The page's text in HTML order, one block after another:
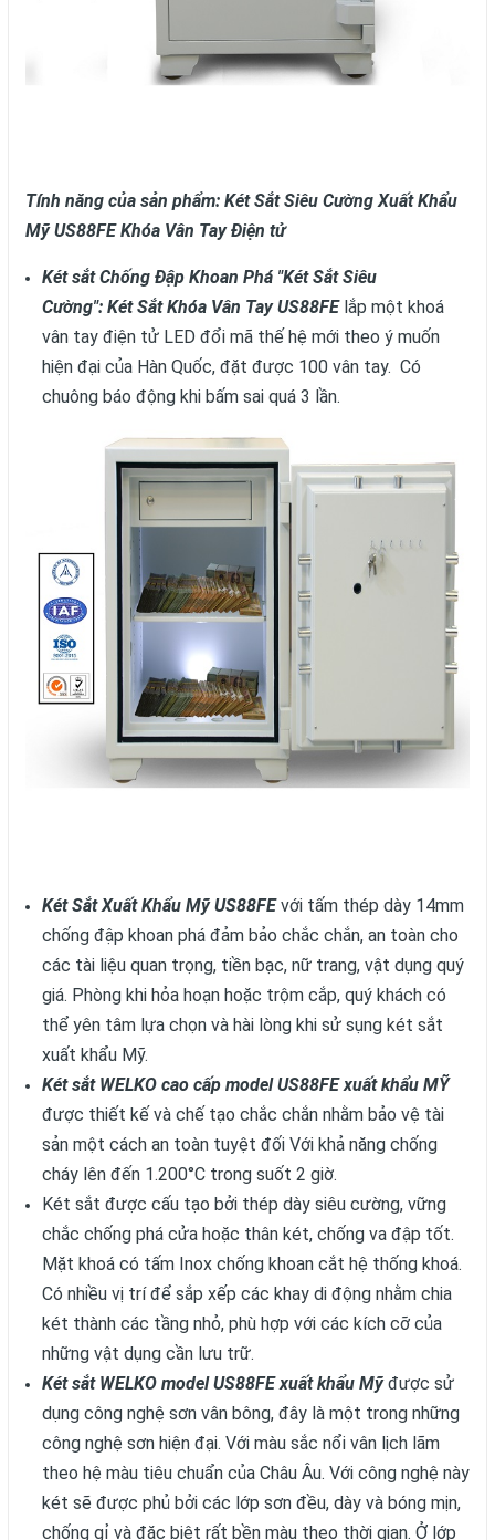
Tính năng của sản phẩm: Két Sắt Siêu Cường Xuất Khẩu
Mỹ US88FE Khóa Vân Tay Điện tử
Két sắt Chống Đập Khoan Phá "Két Sắt Siêu
Cường": Két Sắt Khóa Vân Tay US88FElắp một khoá
vân tay điện tử LED đổi mã thế hệ mới theo ý muốn
hiện đại của Hàn Quốc, đặt được 100 vân tay. Có
chuông báo động khi bấm sai quá 3 lần.
Két Sắt Xuất Khẩu Mỹ US88FEvới tấm thép dày 14mm
chống đập khoan phá đảm bảo chắc chắn, an toàn cho
các tài liệu quan trọng, tiền bạc, nữ trang, vật dụng quý
giá. Phòng khi hỏa hoạn hoặc trộm cắp, quý khách có
thể yên tâm lựa chọn và hài lòng khi sử sụng két sắt
xuất khẩu Mỹ.
Két sắt WELKO cao cấp model US88FE xuất khẩu MỸ
được thiết kế và chế tạo chắc chắn nhằm bảo vệ tài
sản một cách an toàn tuyệt đối Với khả năng chống
cháy lên đến 1.200°C trong suốt 2 giờ.
Két sắt được cấu tạo bởi thép dày siêu cường, vững
chắc chống phá cửa hoặc thân két, chống va đập tốt.
Mặt khoá có tấm Inox chống khoan cắt hệ thống khoá.
Có nhiều vị trí để sắp xếp các khay di động nhằm chia
két thành các tầng nhỏ, phù hợp với các kích cỡ của
những vật dụng cần lưu trữ.
Két sắt WELKO model US88FE xuất khẩu Mỹđược sử
dụng công nghệ sơn vân bông, đây là một trong những
công nghệ sơn hiện đại. Với màu sắc nổi vân lịch lãm
theo hệ màu tiêu chuẩn của Châu Âu. Với công nghệ này
két sẽ được phủ bởi các lớp sơn đều, dày và bóng mịn,
chống gỉ và đặc biệt rất bền màu theo thời gian. Ở lớp